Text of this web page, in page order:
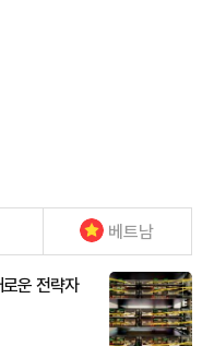
베트남
운 전략자